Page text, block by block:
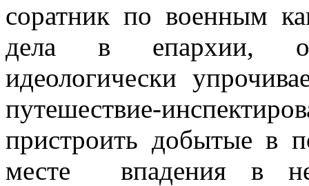
соратник по военным
дела в епархии,
идеологически
путешествие-
пристроить добытые в
месте
впадения в